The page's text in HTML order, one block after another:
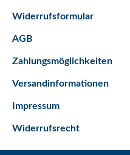
Widerrufsformular
AGB
Zahlungsmöglichkeiten
Versandinformationen
Impressum
Widerrufsrecht